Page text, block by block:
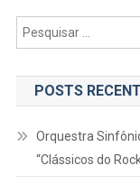
POSTS
Orquestra
“Clássicos do